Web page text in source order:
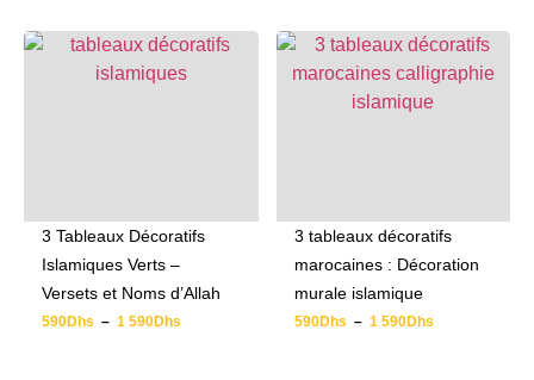
3 Tableaux Décoratifs
Islamiques Verts –
Versets et Noms d’Allah
590Dhs – 1 590Dhs
3 tableaux décoratifs
marocaines : Décoration
murale islamique
590Dhs – 1 590Dhs